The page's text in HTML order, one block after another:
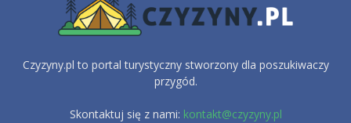
Czyzyny.pl to portal turystyczny stworzony dla poszukiwaczy
przygód.
Skontaktuj się z nami: kontakt@czyzyny.pl